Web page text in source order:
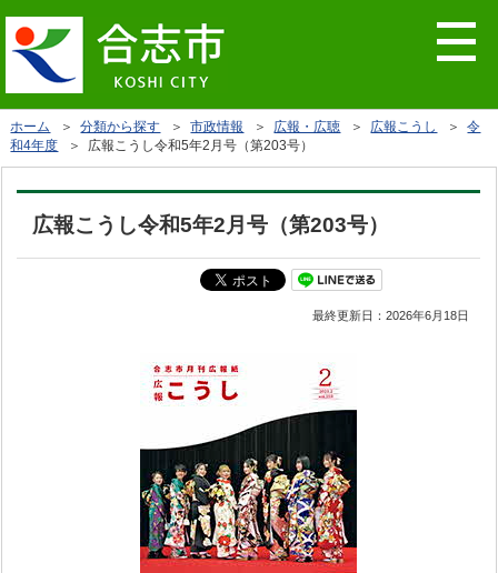
ホーム ＞分類から探す ＞市政情報 ＞ 広報・広聴 ＞ 広報こうし ＞令
和4年度 ＞ 広報こうし令和5年2月号（第203号）
広報こうし令和5年2月号（第203号）
最終更新日：2026年6月18日